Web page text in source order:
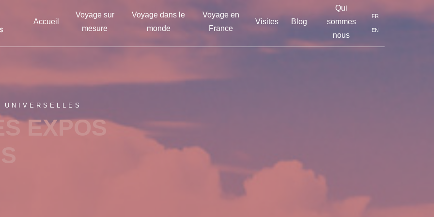
Accueil
Voyage sur
mesure
Voyage dans le
monde
Voyage en
France
Visites Blog
Qui
sommes
nous
FR
EN
EXPOS